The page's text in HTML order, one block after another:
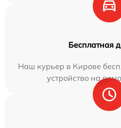
Бесплатная
Наш курьер в Кирове
устройство на